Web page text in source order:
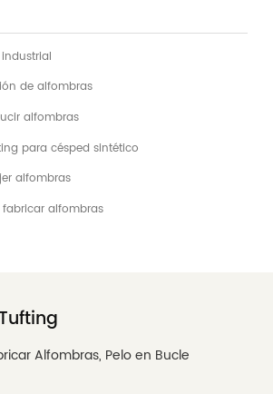
de alfombras
alfombras
para césped sintético
alfombras
alfombras
Alfombras, Pelo en Bucle